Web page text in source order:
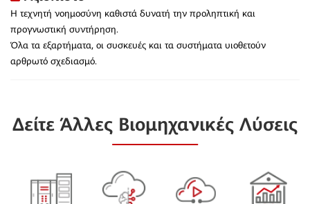
Η τεχνητή νοημοσύνη καθιστά δυνατή την προληπτική και
προγνωστική συντήρηση.
Όλα τα εξαρτήματα, οι συσκευές και τα συστήματα υιοθετούν
αρθρωτό σχεδιασμό.
Δείτε Άλλες Βιομηχανικές Λύσεις